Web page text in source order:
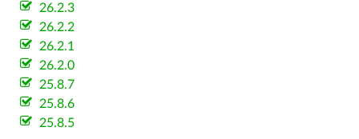
26.2.3
26.2.2
26.2.1
26.2.0
25.8.7
25.8.6
25.8.5